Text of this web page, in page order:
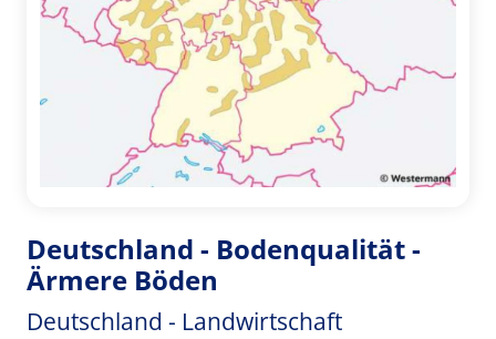
Deutschland - Bodenqualität -
Ärmere Böden
Deutschland - Landwirtschaft